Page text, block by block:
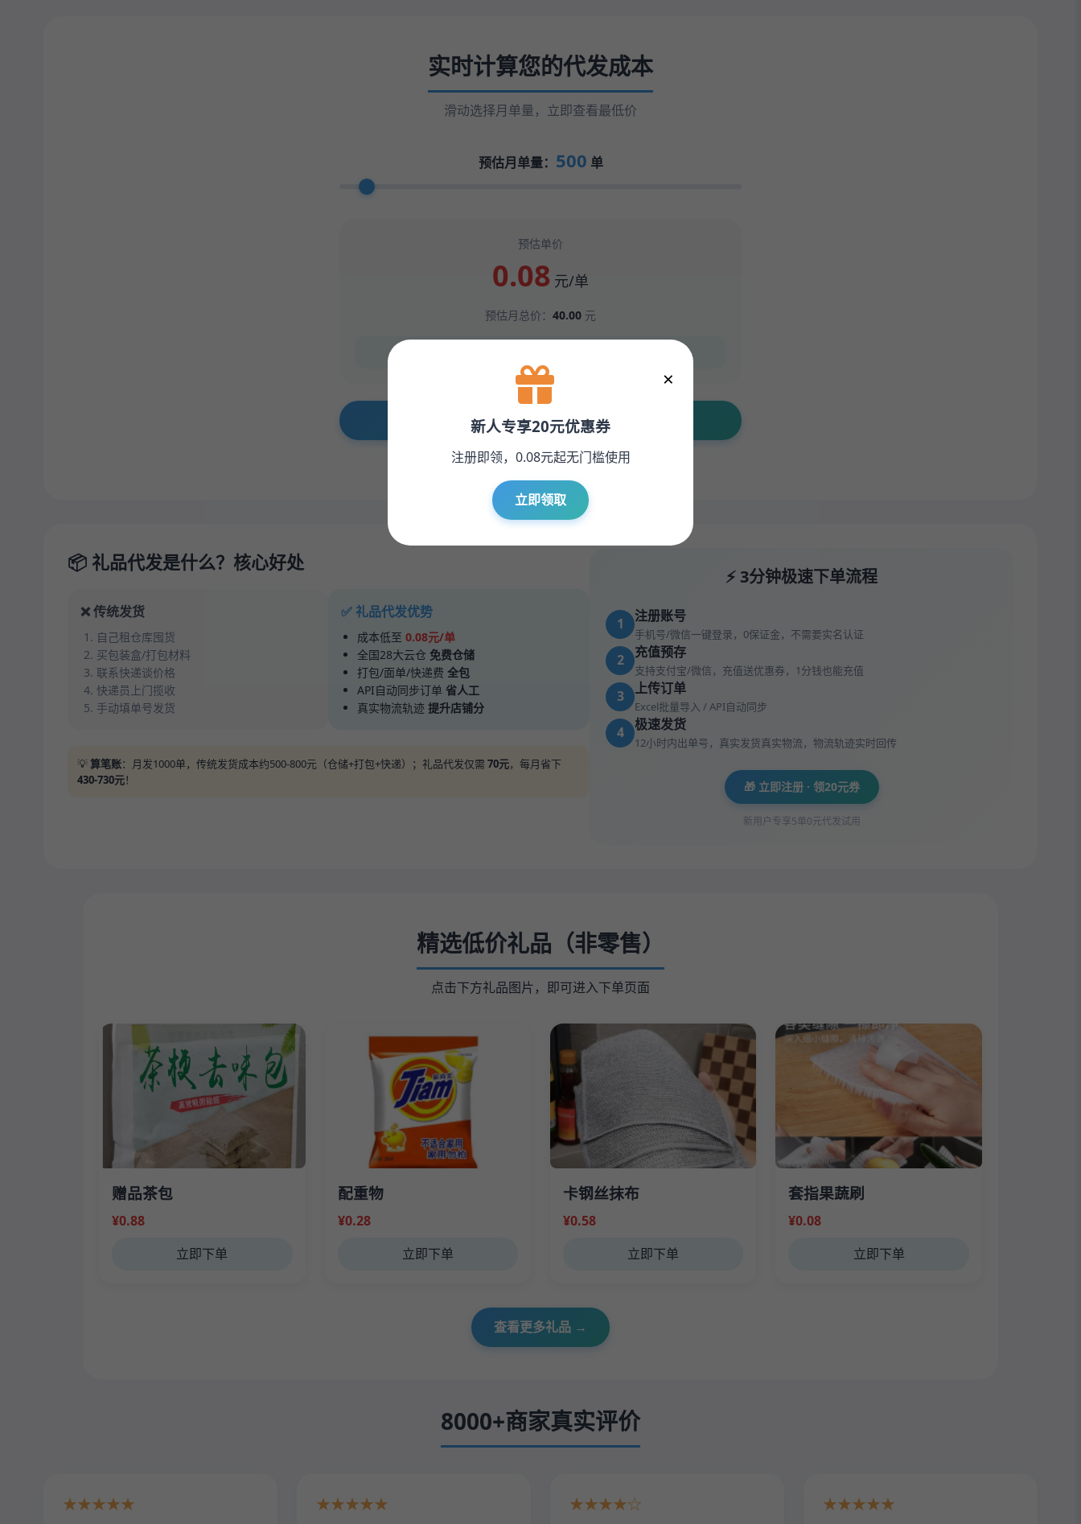
实时计算您的代发成本
滑动选择月单量，立即查看最低价
预估月单量： 500 单
预估单价
0.08 元/单
预估月总价： 40.00 元
立即按此价格下单 →
* 钻石会员低至0.065元/单，充值赠送可叠加
📦 礼品代发是什么？核心好处
❌ 传统发货
自己租仓库囤货
买包装盒/打包材料
联系快递谈价格
快递员上门揽收
手动填单号发货
✅ 礼品代发优势
成本低至0.08元/单
全国28大云仓免费仓储
打包/面单/快递费全包
API自动同步订单省人工
真实物流轨迹提升店铺分
💡算笔账：月发1000单，传统发货成本约500-800元（仓储+打包+快递）；礼品代发仅需 70元，每月省下
430-730元！
⚡ 3分钟极速下单流程
1 注册账号
手机号/微信一键登录，0保证金，不需要实名认证
2 充值预存
支持支付宝/微信，充值送优惠券，1分钱也能充值
3 上传订单
Excel批量导入 / API自动同步
4 极速发货
12小时内出单号，真实发货真实物流，物流轨迹实时回传
🎁 立即注册 · 领20元券
新用户专享5单0元代发试用
精选低价礼品（非零售）
点击下方礼品图片，即可进入下单页面
赠品茶包
¥0.88
立即下单
配重物
¥0.28
立即下单
卡钢丝抹布
¥0.58
立即下单
套指果蔬刷
¥0.08
立即下单
查看更多礼品 →
8000+商家真实评价
★★★★★ ★★★★★ ★★★★☆ ★★★★★
×
新人专享20元优惠券
注册即领，0.08元起无门槛使用
立即领取